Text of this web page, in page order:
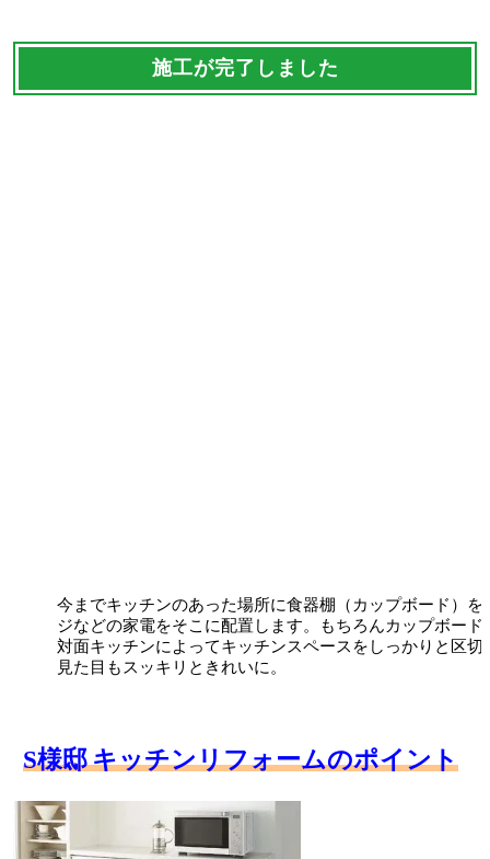
施工が完了しました
今までキッチンのあった場所に食器棚（カップボード）
ジなどの家電をそこに配置します。もちろんカップボー
対面キッチンによってキッチンスペースをしっかりと区
見た目もスッキリときれいに。
S様邸キッチンリフォームのポイント